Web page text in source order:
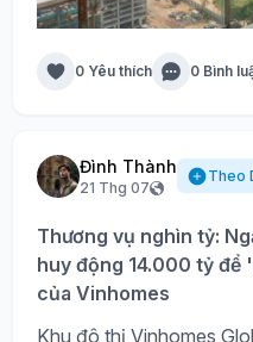
0 Yêu thích 0 Bình
Đình Thành
21 Thg 07
Theo
Thương vụ nghìn tỷ:
huy động 14.000 tỷ để
của Vinhomes
Khu đô thị Vinhomes